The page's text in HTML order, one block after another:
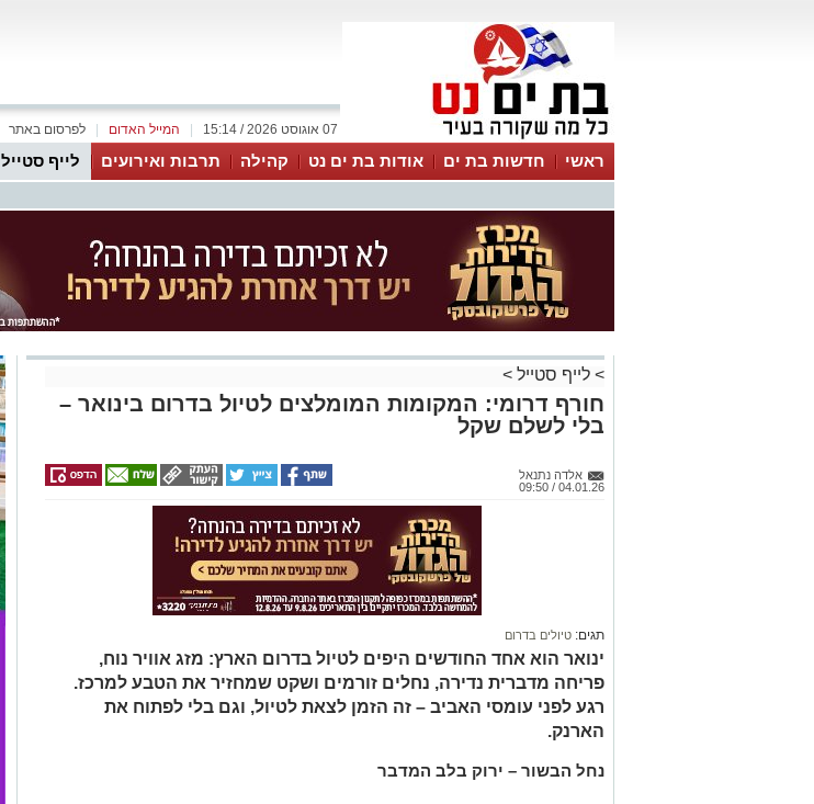
לפרסום באתר המייל האדום 07 אוגוסט 2026 / 15:14
ראשי חדשות בת ים אודות בת ים נט קהילה תרבות ואירועים לייף סטייל
> לייף סטייל >
חורף דרומי: המקומות המומלצים לטיול בדרום בינואר –
בלי לשלם שקל
אלדה נתנאל
04.01.26 / 09:50
תגים: טיולים בדרום
ינואר הוא אחד החודשים היפים לטיול בדרום הארץ: מזג אוויר נוח,
פריחה מדברית נדירה, נחלים זורמים ושקט שמחזיר את הטבע למרכז.
רגע לפני עומסי האביב – זה הזמן לצאת לטיול, וגם בלי לפתוח את
הארנק.
נחל הבשור – ירוק בלב המדבר